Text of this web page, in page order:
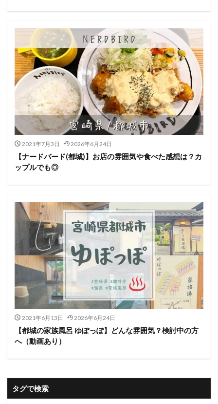
2021年7月3日 2026年6月24日
【ナードバード(都城)】お店の雰囲気や食べた感想は？カ
ップルでも◎
2021年6月13日 2026年6月24日
【都城の家族風呂 ゆぽっぽ】どんな雰囲気？検討中の方
へ（動画あり）
タグで検索